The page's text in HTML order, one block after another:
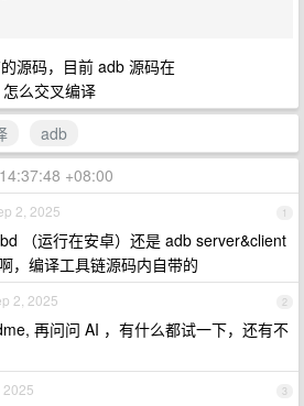
源码，目前 adb 源码在
么交叉编译
adb
+08:00
1
2, 2025
（运行在安卓）还是 adb server&client
，编译工具链源码内自带的
2
2, 2025
再问问 AI ，有什么都试一下，还有不
3
2025